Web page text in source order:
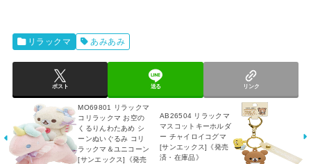
リラックマ あみあみ
ポスト 送る リンク
MO69801 リラックマ
コリラックマ お空の
くるりんわたあめ シ
ーンぬいぐるみ コリ
ラックマ＆ユニコーン
[サンエックス]《発売
AB26504 リラックマ
マスコットキーホルダ
ー チャイロイコグマ
[サンエックス]《発売
済・在庫品》